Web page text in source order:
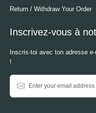
Return / Withdraw Your Order
Inscrivez-vous à
Inscris-toi avec ton adresse
!